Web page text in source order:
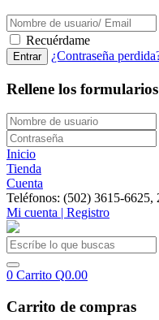
Recuérdame
¿Contraseña
Rellene los
Inicio
Tienda
Cuenta
Teléfonos: (502) 3615-6625,
Mi cuenta | Registro
0 Carrito Q0.00
Carrito de compras